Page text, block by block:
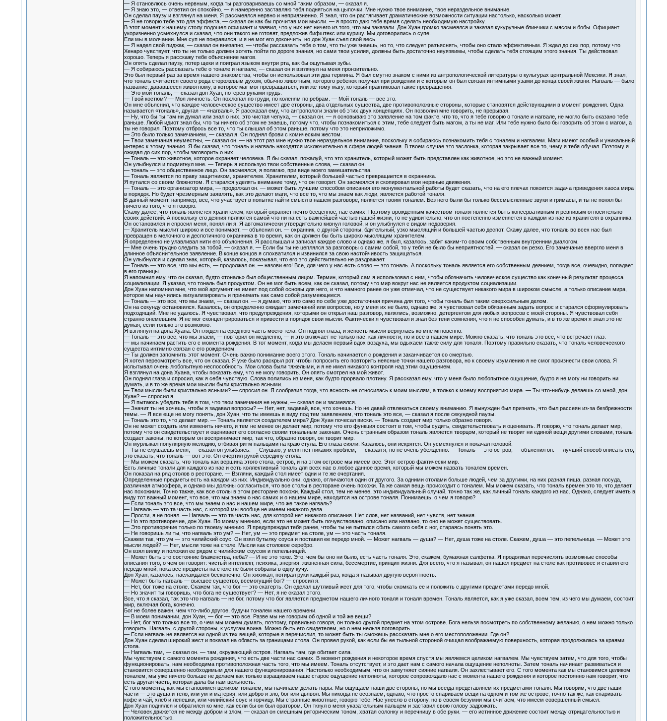
— Я становлюсь очень нервным, когда ты разговариваешь со мной таким образом, — сказал я.
— Я знаю это, — ответил он спокойно. — я намеренно заставляю тебя подняться на цыпочки. Мне нужно твое внимание, твое нераздельное внимание.
Он сделал паузу и взглянул на меня. Я рассмеялся нервно и неприязненно. Я знал, что он растягивает драматические возможности ситуации настолько, насколько может.
— Я не говорю тебе это для эффекта, — сказал он как бы прочитав мои мысли. — я просто даю тебе время сделать необходимую настройку.
В этот момент к нашему столу подошел официант и заявил, что у них нет ничего из того, что мы заказали. Дон Хуан громко засмеялся и заказал кукурузные блинчики с мясом и бобы. Официант
укоризненно усмехнулся и сказал, что они такого не готовят, предложив бифштекс или курицу. Мы договорились о супе.
Ели мы в молчании. Мне суп не понравился, и я не мог его докончить, но дон Хуан съел свой весь.
— Я надел свой пиджак, — сказал он внезапно, — чтобы рассказать тебе о том, что ты уже знаешь, но то, что следует разъяснять, чтобы оно стало эффективным. Я ждал до сих пор, потому что
Хенаро чувствует, что ты не только должен хотеть пойти по дороге знания, но сами твои усилия, должны быть достаточно неуязвимы, чтобы сделать тебя стоящим этого знания. Ты действовал
хорошо. Теперь я расскажу тебе объяснение магов.
Он опять сделал паузу, потер щеки и поиграл языком внутри рта, как бы ощупывая зубы.
— Я собираюсь рассказать тебе о тонале и нагвале, — сказал он и взглянул на меня пронзительно.
Это был первый раз за время нашего знакомства, чтобы он использовал эти два термина. Я был смутно знаком с ними из антропологической литературы о культурах центральной Мексики. Я знал,
что тональ считается своего рода сторожевым духом, обычно животным, которого ребенок получал при рождении и с которым он был связан интимными узами до конца своей жизни. Нагваль — было
название, дававшееся животному, в которое маг мог превращаться, или же тому магу, который практиковал такие превращения.
— Это мой тональ, — сказал дон Хуан, потерев руками грудь.
— Твой костюм? — Моя личность. Он похлопал по груди, по коленям по ребрам. — Мой тональ — все это.
Он мне объяснил, что каждое человеческое существо имеет две стороны, два отдельных существа, две противоположные стороны, которые становятся действующими в момент рождения. Одна
называется «тональ», другая — «нагваль». Я рассказал ему, что антропологи знали об этих двух концепциях. Он позволил мне говорить, не прерывая.
— Ну, что бы ты там ни думал или знал о них, это чистая чепуха, — сказал он. — я основываю это заявление на том факте, что то, что я тебе говорю о тонале и нагвале, не могло быть сказано тебе
раньше. Любой идиот знал бы, что ты ничего об этом не знаешь, потому что, чтобы познакомиться с этим, тебе следует быть магом, а ты не маг. Или тебе нужно было бы говорить об этом с магом, а
ты не говорил. Поэтому отбрось все то, что ты слышал об этом раньше, потому что это неприложимо.
— Это было только замечанием, — сказал я. Он поднял брови с комическим жестом.
— Твои замечания неуместны, — сказал он. — на этот раз мне нужно твое нераздельное внимание, поскольку я собираюсь познакомить тебя с тоналем и нагвалем. Маги имеют особый и уникальный
интерес к этому знанию. Я бы сказал, что тональ и нагваль находятся исключительно в сфере людей знания. В твоем случае это заслонка, которая закрывает все то, чему я тебя обучал. Поэтому я
ожидал до сих пор, чтобы заговорить о них.
— Тональ — это животное, которое охраняет человека. Я бы сказал, пожалуй, что это хранитель, который может быть представлен как животное, но это не важный момент.
Он улыбнулся и подмигнул мне. — Теперь я использую твои собственные слова, — сказал он.
— тональ — это общественное лицо. Он засмеялся, я полагаю, при виде моего замешательства.
— Тональ является по праву защитником, хранителем. Хранителем, который большей частью превращается в охранника.
Я путался со своим блокнотом. Я старался уделять внимание тому, что он говорит. Он засмеялся и скопировал мои нервные движения.
— Тональ — это организатор мира, — продолжал он. — может быть лучшим способом описания его монументальной работы будет сказать, что на его плечах покоится задача приведения хаоса мира
в порядок. Но будет чрезмерным заявлять, как это делают маги, что все то, что мы знаем как люди, является работой тоналя.
В данный момент, например, все, что участвует в попытке найти смысл в нашем разговоре, является твоим тоналем. Без него были бы только бессмысленные звуки и гримасы, и ты не понял бы
ничего из того, что я говорю.
Скажу далее, что тональ является хранителем, который охраняет нечто бесценное, нас самих. Поэтому врожденным качеством тоналя является быть консервативным и ревнивым относительно
своих действий. А поскольку его деяния являются самой что ни на есть важнейшей частью нашей жизни, то не удивительно, что он постепенно изменяется в каждом из нас из хранителя в охранника.
Он остановился и спросил меня, понял ли я. Я автоматически утвердительно кивнул головой, и он улыбнулся с видом недоверия.
— Хранитель мыслит широко и все понимает, — объяснил он. — охранник, с другой стороны, бдительный, узко мыслящий и большей частью деспот. Скажу далее, что тональ во всех нас был
превращен в мелочного и деспотичного охранника в то время, как он должен бы быть широко мыслящим хранителем.
Я определенно не улавливал нити его объяснения. Я расслышал и записал каждое слово и однако же, я был, казалось, забит каким-то своим собственным внутренним диалогом.
— Мне очень трудно следить за тобой, — сказал я. — Если бы ты не цеплялся за разговоры с самим собой, то у тебя не было бы неприятностей, — сказал он резко. Его замечание ввергло меня в
длинное объяснительное заявление. В конце концов я спохватился и извинился за свою настойчивость защищаться.
Он улыбнулся и сделал знак, который, казалось, показывал, что его это действительно не раздражает.
— Тональ — это все, что мы есть, — продолжал он. — назови его! Все, для чего у нас есть слово — это тональ. А поскольку тональ является его собственным деянием, тогда все, очевидно, попадает
в его границы.
Я напомнил ему, что он сказал, будто «тональ» был общественным лицом. Термин, который сам я использовал с ним, чтобы обозначить человеческое существо как конечный результат процесса
социализации. Я указал, что тональ был продуктом. Он не мог быть всем, как он сказал, потому что мир вокруг нас не является продуктом социализации.
Дон Хуан напомнил мне, что мой аргумент не имеет под собой основы для него, и что намного ранее он уже отмечал, что не существует никакого мира в широком смысле, а только описание мира,
которое мы научились визуализировать и принимать как само собой разумеющееся.
— Тональ — это все, что мы знаем, — сказал он. — я думаю, что это само по себе уже достаточная причина для того, чтобы тональ был таким сверхсильным делом.
Он на секунду остановился. Казалось, он определенно ожидает замечаний или вопросов, но у меня их не было, однако же, я чувствовал себя обязанным задать вопрос и старался сформулировать
подходящий. Мне не удалось. Я чувствовал, что предупреждения, которыми он открыл наш разговор, являлись, возможно, детергентом для любых вопросов с моей стороны. Я чувствовал себя
странно онемевшим. Я не мог сконцентрироваться и привести в порядок свои мысли. Фактически я чувствовал и знал без тени сомнения, что я не способен думать, и в то же время я знал это не
думая, если только это возможно.
Я взглянул на дона Хуана. Он глядел на среднюю часть моего тела. Он поднял глаза, и ясность мысли вернулась ко мне мгновенно.
— Тональ — это все, что мы знаем, — повторил он медленно, — и это включает не только нас, как личности, но и все в нашем мире. Можно сказать, что тональ это все, что встречает глаз.
— мы начинаем растить его с момента рождения. В тот момент, когда мы делаем первый вдох воздуха, мы вдыхаем также силу для тоналя. Поэтому правильно сказать, что тональ человеческого
существа интимно связан с его рождением.
— Ты должен запомнить этот момент. Очень важно понимание всего этого. Тональ начинается с рождения и заканчивается со смертью.
Я хотел пересмотреть все, что он сказал. Я уже было раскрыл рот, чтобы попросить его повторить неясные точки нашего разговора, но к своему изумлению я не смог произнести свои слова. Я
испытывал очень любопытную неспособность. Мои слова были тяжелыми, и я не имел никакого контроля над этим ощущением.
Я взглянул на дона Хуана, чтобы показать ему, что не могу говорить. Он опять смотрел на мой живот.
Он поднял глаза и спросил, как я себя чувствую. Слова полились из меня, как будто прорвало плотину. Я рассказал ему, что у меня было любопытное ощущение, будто я не могу ни говорить ни
думать, и в то же время мои мысли были кристально ясными.
— Твои мысли были кристально ясными? — спросил он. Я сообразил тогда, что ясность не относилась к моим мыслям, а только к моему восприятию мира. — Ты что-нибудь делаешь со мной, дон
Хуан? — спросил я.
— Я пытаюсь убедить тебя в том, что твои замечания не нужны, — сказал он и засмеялся.
— Значит ты не хочешь, чтобы я задавал вопросы? — Нет, нет, задавай, все, что хочешь. Но не давай отвлекаться своему вниманию. Я вынужден был признать, что был рассеян из-за безбрежности
темы. — Я все еще не могу понять, дон Хуан, что ты имеешь в виду под тем заявлением, что тональ это все, — сказал я после секундной паузы.
— Тональ это то, что делает мир. — Тональ является создателем мира? Дон Хуан почесал виски. — Тональ создает мир только образно говоря.
Он не может создать или изменить ничего, и тем не менее он делает мир, потому что его функция состоит в том, чтобы судить, свидетельствовать и оценивать. Я говорю, что тональ делает мир,
потому что он свидетельствует и оценивает его согласно своим тональным законам. Очень странным образом тональ является творцом, который не творит ни единой вещи другими словами, тональ
создает законы, по которым он воспринимает мир, так что, образно говоря, он творит мир.
Он мурлыкал популярную мелодию, отбивая ритм пальцами на краю стула. Его глаза сияли. Казалось, они искрятся. Он усмехнулся и покачал головой.
— Ты не слушаешь меня, — сказал он улыбаясь. — Слушаю, у меня нет никаких проблем, — сказал я, но не очень убежденно. — Тональ — это остров, — объяснил он. — лучший способ описать его,
это сказать, что тональ — вот это. Он очертил рукой середину стола.
— Мы можем сказать, что тональ как вершина этого стола, остров, и на этом острове мы имеем все. Этот остров фактически мир.
Есть личные тонали для каждого из нас и есть коллективный тональ для всех нас в любое данное время, который мы можем назвать тоналем времен.
Он показал на ряд столов в ресторане. — Взгляни, каждый стол имеет одни и те же очертания.
Определенные предметы есть на каждом из них. Индивидуально они, однако, отличаются один от другого. За одними столами больше людей, чем за другими, на них разная пища, разная посуда,
различная атмосфера, и однако мы должны согласиться, что все столы в ресторане очень похожи. Та же самая вещь происходит с тоналем. Мы можем сказать, что тональ времен это то, что делает
нас похожими. Точно также, как все столы в этом ресторане похожи. Каждый стол, тем не менее, это индивидуальный случай, точно так же, как личный тональ каждого из нас. Однако, следует иметь в
виду тот важный момент, что все, что мы знаем о нас самих и о нашем мире, находится на острове тоналя. Понимаешь, о чем я говорю?
— Если тональ это все, что мы знаем о нас и нашем мире, что же такое нагваль?
— Нагваль — это та часть нас, с которой мы вообще не имеем никакого дела.
— Прости, я не понял. — Нагваль — это та часть нас, для которой нет никакого описания. Нет слов, нет названий, нет чувств, нет знания.
— Но это противоречие, дон Хуан. По моему мнению, если это не может быть почувствовано, описано или названо, то оно не может существовать.
— Это противоречие только по твоему мнению. Я предупреждал тебя ранее, чтобы ты не пытался сбить самого себя с ног, стараясь понять это.
— Не говоришь ли ты, что нагваль это ум? — Нет, ум — это предмет на столе, ум — это часть тоналя.
Скажем так, что ум — это чилийский соус. Он взял бутылку соуса и поставил ее передо мной. — Может нагваль — душа? — Нет, душа тоже на столе. Скажем, душа — это пепельница. — Может это
мысли людей? — Нет, мысли тоже на столе. Мысли как столовое серебро.
Он взял вилку и положил ее рядом с чилийским соусом и пепельницей.
— Может быть это состояние блаженства, неба? — И не это тоже. Это, чем бы оно ни было, есть часть тоналя. Это, скажем, бумажная салфетка. Я продолжал перечислять возможные способы
описания того, о чем он говорит: чистый интеллект, психика, энергия, жизненная сила, бессмертие, принцип жизни. Для всего, что я называл, он нашел предмет на столе как противовес и ставил его
передо мной, пока все предметы на столе не были собраны в одну кучу.
Дон Хуан, казалось, наслаждался бесконечно. Он хихикал, потирал руки каждый раз, когда я называл другую вероятность.
— Может быть нагваль — высшее существо, всемогущий бог? — спросил я.
— Нет, бог тоже на столе. Скажем так, что бог — это скатерть. Он сделал шутливый жест для того, чтобы скомкать ее и положить с другими предметами передо мной.
— Но значит ты говоришь, что бога не существует? — Нет, я не сказал этого.
Все, что я сказал, так это что нагваль — не бог, потому что бог является предметом нашего личного тоналя и тоналя времен. Тональ является, как я уже сказал, всем тем, из чего мы думаем, состоит
мир, включая бога, конечно.
Бог не более важен, чем что-либо другое, будучи тоналем нашего времени.
— В моем понимании, дон Хуан, — бог — это все. Разве мы не говорим об одной и той же вещи?
— Нет, бог это только все то, о чем мы можем думать, поэтому, правильно говоря, он только другой предмет на этом острове. Бога нельзя посмотреть по собственному желанию, о нем можно только
говорить. Нагваль, с другой стороны, к услугам воина. Можно быть его свидетелем, но о нем нельзя поговорить.
— Если нагваль не является ни одной из тех вещей, которые я перечислил, то может быть ты сможешь рассказать мне о его местоположении. Где он?
Дон Хуан сделал широкий жест и показал на область за границами стола. Он провел рукой, как если бы ее тыльной стороной очищал воображаемую поверхность, которая продолжалась за краями
стола.
— Нагваль там, — сказал он. — там, окружающий остров. Нагваль там, где обитает сила.
Мы чувствуем с самого момента рождения, что есть две части нас самих. В момент рождения и некоторое время спустя мы являемся целиком нагвалем. Мы чувствуем затем, что для того, чтобы
функционировать, нам необходима противоположная часть того, что мы имеем. Тональ отсутствует, и это дает нам с самого начала ощущение неполноты. Затем тональ начинает развиваться и
становится совершенно необходимым для нашего функционирования. Настолько необходимым, что он замутняет сияние нагваля. Он захлестывает его. С того момента как мы становимся целиком
тоналем, мы уже ничего больше не делаем как только взращиваем наше старое ощущение неполноты, которое сопровождало нас с момента нашего рождения и которое постоянно нам говорит, что
есть другая часть, которая дала бы нам цельность.
С того момента, как мы становимся целиком тоналем, мы начинаем делать пары. Мы ощущаем наши две стороны, но мы всегда представляем их предметами тоналя. Мы говорим, что две наши
части — это душа и тело, или ум и материя, или добро и зло, бог или дьявол. Мы никогда не осознаем, однако, что просто спариваем вещи на одном и том же острове, точно так же, как спаривать
кофе и чай, хлеб и лепешки, или чилийский соус и горчицу. Мы странные животные, говорю тебе. Нас унесло в сторону, но в своем безумии мы считаем, что имеем совершенный смысл.
Дон Хуан поднялся и обратился ко мне, как если бы он был оратором. Он ткнул в меня указательным пальцем и заставил свою голову задрожать.
— Человек движется не между добром и злом, — сказал он смешным риторическим тоном, хватая солонку и перечницу в обе руки. — его истинное движение состоит между отрицательностью и
положительностью.